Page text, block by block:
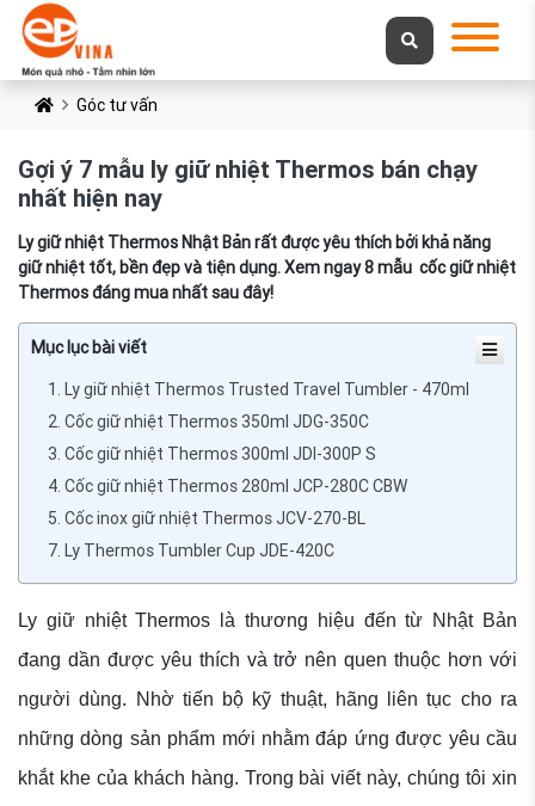
Góc tư vấn
Gợi ý 7 mẫu ly giữ nhiệt Thermos bán chạy
nhất hiện nay
Ly giữ nhiệt Thermos Nhật Bản rất được yêu thích bởi khả năng
giữ nhiệt tốt, bền đẹp và tiện dụng. Xem ngay 8 mẫu cốc giữ nhiệt
Thermos đáng mua nhất sau đây!
Mục lục bài viết
1. Ly giữ nhiệt Thermos Trusted Travel Tumbler - 470ml
2. Cốc giữ nhiệt Thermos 350ml JDG-350C
3. Cốc giữ nhiệt Thermos 300ml JDI-300P S
4. Cốc giữ nhiệt Thermos 280ml JCP-280C CBW
5. Cốc inox giữ nhiệt Thermos JCV-270-BL
7. Ly Thermos Tumbler Cup JDE-420C
Ly giữ nhiệt Thermos là thương hiệu đến từ Nhật Bản
đang dần được yêu thích và trở nên quen thuộc hơn với
người dùng. Nhờ tiến bộ kỹ thuật, hãng liên tục cho ra
những dòng sản phẩm mới nhằm đáp ứng được yêu cầu
khắt khe của khách hàng. Trong bài viết này, chúng tôi xin